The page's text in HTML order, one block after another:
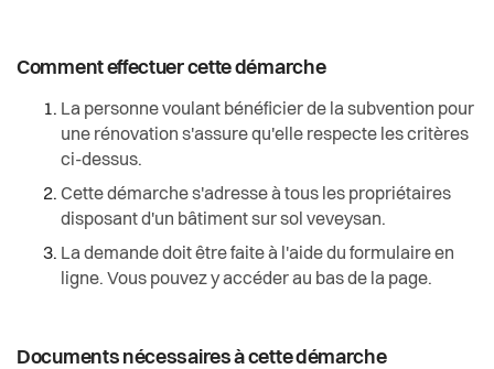
Comment effectuer cette démarche
La personne voulant bénéficier de la subvention pour
une rénovation s'assure qu'elle respecte les critères
ci-dessus.
Cette démarche s'adresse à tous les propriétaires
disposant d'un bâtiment sur sol veveysan.
La demande doit être faite à l'aide du formulaire en
ligne. Vous pouvez y accéder au bas de la page.
Documents nécessaires à cette démarche